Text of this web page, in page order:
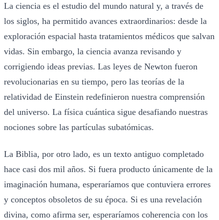
La ciencia es el estudio del mundo natural y, a través de
los siglos, ha permitido avances extraordinarios: desde la
exploración espacial hasta tratamientos médicos que salvan
vidas. Sin embargo, la ciencia avanza revisando y
corrigiendo ideas previas. Las leyes de Newton fueron
revolucionarias en su tiempo, pero las teorías de la
relatividad de Einstein redefinieron nuestra comprensión
del universo. La física cuántica sigue desafiando nuestras
nociones sobre las partículas subatómicas.
La Biblia, por otro lado, es un texto antiguo completado
hace casi dos mil años. Si fuera producto únicamente de la
imaginación humana, esperaríamos que contuviera errores
y conceptos obsoletos de su época. Si es una revelación
divina, como afirma ser, esperaríamos coherencia con los